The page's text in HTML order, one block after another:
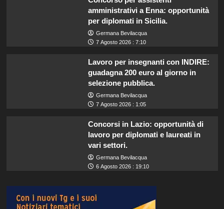
amministrativi a Enna: opportunità
per diplomati in Sicilia.
Germana Bevilacqua
7 Agosto 2026 : 7:10
Lavoro per insegnanti con INDIRE:
guadagna 200 euro al giorno in
selezione pubblica.
Germana Bevilacqua
7 Agosto 2026 : 1:05
Concorsi in Lazio: opportunità di
lavoro per diplomati e laureati in
vari settori.
Germana Bevilacqua
6 Agosto 2026 : 19:10